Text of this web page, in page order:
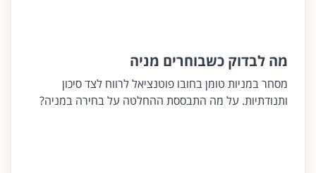
מה לבדוק כשבוחרים מניה
מסחר במניות טומן בחובו פוטנציאל לרווח לצד סיכון
ותנודתיות. על מה התבססת ההחלטה על בחירה במניה?